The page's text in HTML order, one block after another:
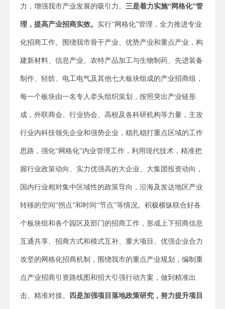
力，增强我市产业发展的吸引力。 三是着力实施“网格化”管
理，提高产业招商实效。 实行“网格化”管理，全力推进专业
化招商工作。围绕我市骨干产业、优势产业和重点产业，构
建新材料、信息产业、农特产品加工与生物制药、先进装备
制作、轻纺、电工电气及其他七大板块组成的产业招商组，
每一个板块由一名专人牵头组织策划，按照突出产业链形
成，外联商会、行业协会、高校及各科研机构等力量，主攻
行业内科技领先企业和强势企业，稳扎稳打重点区域的工作
思路，强化“网格化”内业管理工作，利用现代技术，精准把
握行业政策动向、实力优强高的大企业、大集团投资动向，
国内行业相对集中区域性的政策导向，沿海及发达地区产业
转移的空间“拐点”和时间“节点”等情况。积极横纵联合好各
个板块组和各个园区及部门的招商工作，形成上下招商信息
互通共享、招商方式和模式互补、重大项目、优强企业合力
攻坚的网格化招商机制，围绕我市的重点产业规划，编制重
点产业招商引资路线图和招大引强行动方案，做到精准出
击、精准对接。 四是加强项目落地政策研究，努力提升项目